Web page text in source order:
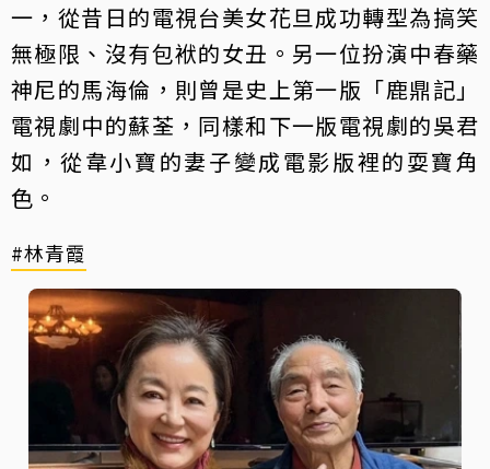
一，從昔日的電視台美女花旦成功轉型為搞笑
無極限、沒有包袱的女丑。另一位扮演中春藥
神尼的馬海倫，則曾是史上第一版「鹿鼎記」
電視劇中的蘇荃，同樣和下一版電視劇的吳君
如，從韋小寶的妻子變成電影版裡的耍寶角
色。
#林青霞